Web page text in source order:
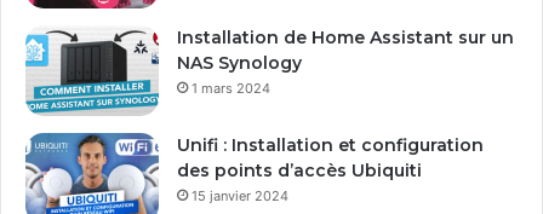
s
e
m
a
Installation de Home Assistant sur un
NAS Synology
1 mars 2024
Unifi : Installation et configuration
des points d’accès Ubiquiti
15 janvier 2024